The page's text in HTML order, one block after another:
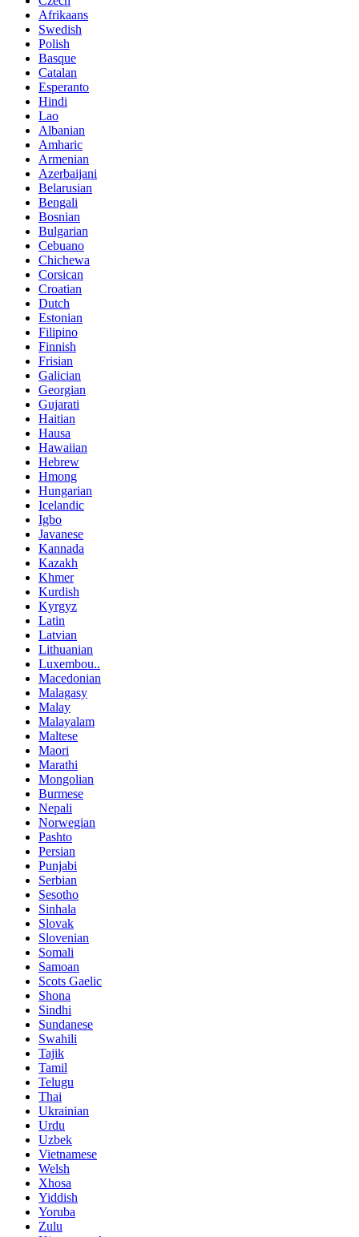
Afrikaans
Swedish
Polish
Basque
Catalan
Esperanto
Hindi
Lao
Albanian
Amharic
Armenian
Azerbaijani
Belarusian
Bengali
Bosnian
Bulgarian
Cebuano
Chichewa
Corsican
Croatian
Dutch
Estonian
Filipino
Finnish
Frisian
Galician
Georgian
Gujarati
Haitian
Hausa
Hawaiian
Hebrew
Hmong
Hungarian
Icelandic
Igbo
Javanese
Kannada
Kazakh
Khmer
Kurdish
Kyrgyz
Latin
Latvian
Lithuanian
Luxembou..
Macedonian
Malagasy
Malay
Malayalam
Maltese
Maori
Marathi
Mongolian
Burmese
Nepali
Norwegian
Pashto
Persian
Punjabi
Serbian
Sesotho
Sinhala
Slovak
Slovenian
Somali
Samoan
Scots Gaelic
Shona
Sindhi
Sundanese
Swahili
Tajik
Tamil
Telugu
Thai
Ukrainian
Urdu
Uzbek
Vietnamese
Welsh
Xhosa
Yiddish
Yoruba
Zulu